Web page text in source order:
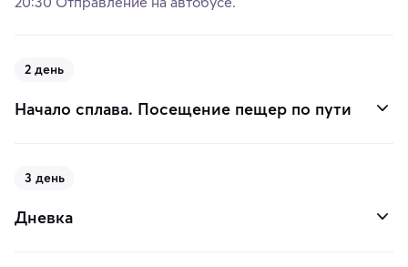
2 день
Начало сплава. Посещение пещер по пути
3 день
Дневка